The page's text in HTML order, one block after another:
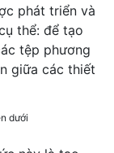
phát triển và
thể: để tạo
tệp phương
giữa các thiết
dưới